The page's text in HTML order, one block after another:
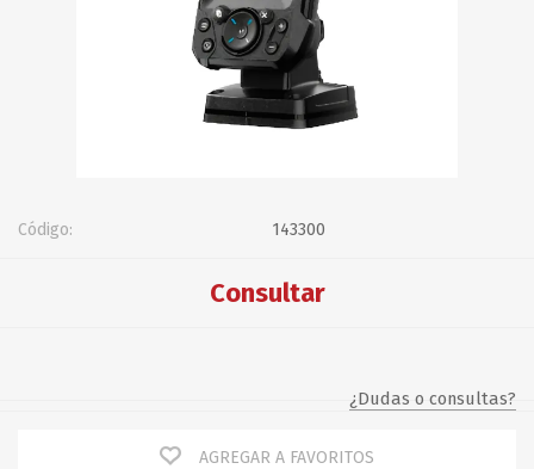
Código: 143300
Consultar
¿Dudas o consultas?
AGREGAR A FAVORITOS